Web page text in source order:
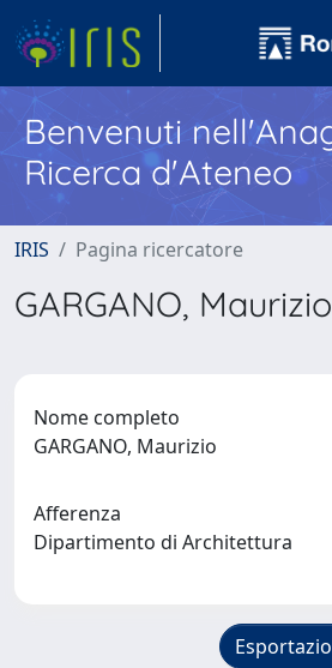
Benvenuti
Ricerca d'Ateneo
IRIS Pagina ricercatore
GARGANO, Maurizio
Nome completo
GARGANO, Maurizio
Afferenza
Dipartimento di Architettura